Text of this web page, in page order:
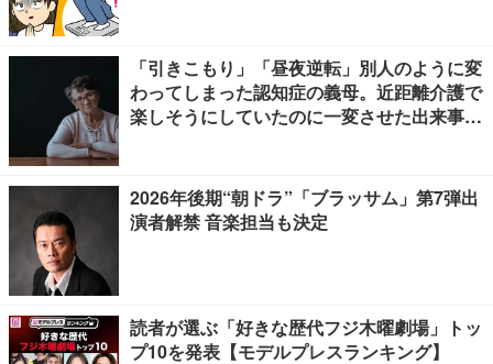
「引きこもり」「昼夜逆転」別人のように変
わってしまった認知症の義母。近距離介護で
楽しそうにしていたのに一変させた出来事と
2026年後期“朝ドラ”「ブラッサム」第7弾出
演者解禁 音楽担当も決定
読者が選ぶ「好きな歴代フジ木曜劇場」トッ
プ10を発表【モデルプレスランキング】